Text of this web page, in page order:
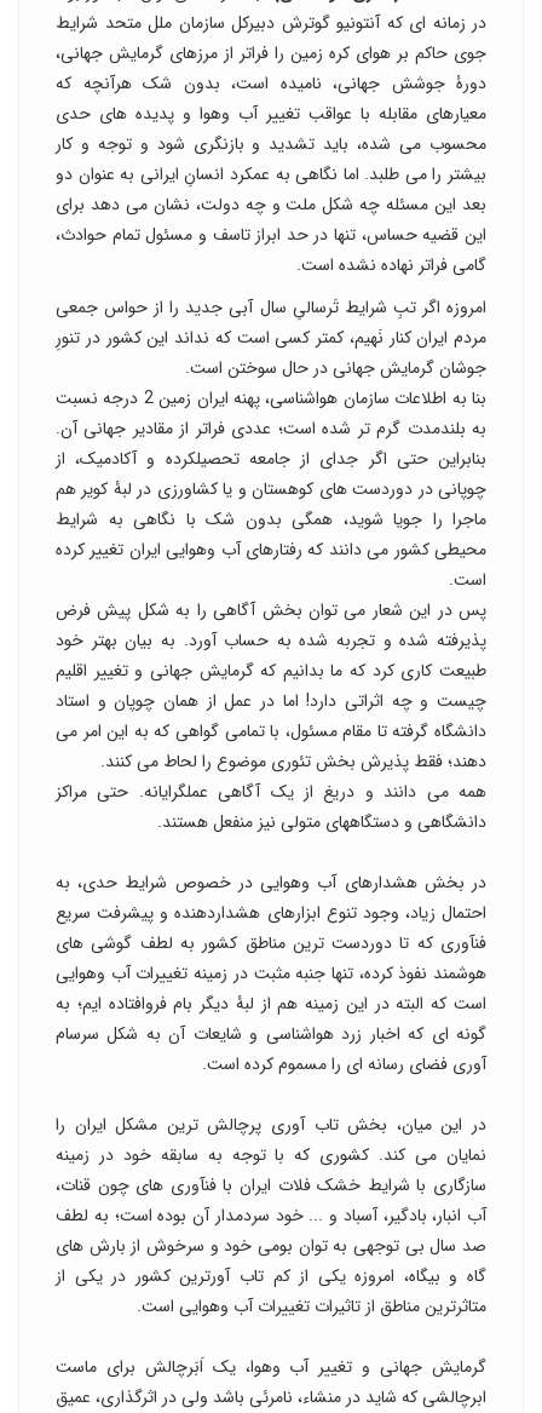
در زمانه ای که آنتونیو گوترش دبیرکل سازمان ملل متحد شرایط
جوی حاکم بر هوای کره زمین را فراتر از مرزهای گرمایش جهانی،
دورۀ جوشش جهانی، نامیده است، بدون شک هرآنچه که
معیارهای مقابله با عواقب تغییر آب وهوا و پدیده های حدی
محسوب می شده، باید تشدید و بازنگری شود و توجه و کار
بیشتر را می طلبد. اما نگاهی به عمکرد انسانِ ایرانی به عنوان دو
بعد این مسئله چه شکل ملت و چه دولت، نشان می دهد برای
این قضیه حساس، تنها در حد ابراز تاسف و مسئول تمام حوادث،
گامی فراتر نهاده نشده است.
امروزه اگر تبِ شرایط تَرسالیِ سال آبی جدید را از حواس جمعی
مردم ایران کنار نَهیم، کمتر کسی است که نداند این کشور در تنورِ
جوشان گرمایش جهانی در حال سوختن است.
بنا به اطلاعات سازمان هواشناسی، پهنه ایران زمین 2 درجه نسبت
به بلندمدت گرم تر شده است؛ عددی فراتر از مقادیر جهانی آن.
بنابراین حتی اگر جدای از جامعه تحصیلکرده و آکادمیک، از
چوپانی در دوردست های کوهستان و یا کشاورزی در لبۀ کویر هم
ماجرا را جویا شوید، همگی بدون شک با نگاهی به شرایط
محیطی کشور می دانند که رفتارهای آب وهوایی ایران تغییر کرده
است.
پس در این شعار می توان بخش آگاهی را به شکل پیش فرض
پذیرفته شده و تجربه شده به حساب آورد. به بیان بهتر خود
طبیعت کاری کرد که ما بدانیم که گرمایش جهانی و تغییر اقلیم
چیست و چه اثراتی دارد! اما در عمل از همان چوپان و استاد
دانشگاه گرفته تا مقام مسئول، با تمامی گواهی که به این امر می
دهند؛ فقط پذیرش بخش تئوری موضوع را لحاط می کنند.
همه می دانند و دریغ از یک آگاهی عملگرایانه. حتی مراکز
دانشگاهی و دستگاههای متولی نیز منفعل هستند.
در بخش هشدارهای آب وهوایی در خصوص شرایط حدی، به
احتمال زیاد، وجود تنوع ابزارهای هشداردهنده و پیشرفت سریع
فنآوری که تا دوردست ترین مناطق کشور به لطف گوشی های
هوشمند نفوذ کرده، تنها جنبه مثبت در زمینه تغییرات آب وهوایی
است که البته در این زمینه هم از لبۀ دیگر بام فروافتاده ایم؛ به
گونه ای که اخبار زرد هواشناسی و شایعات آن به شکل سرسام
آوری فضای رسانه ای را مسموم کرده است.
در این میان، بخش تاب آوری پرچالش ترین مشکل ایران را
نمایان می کند. کشوری که با توجه به سابقه خود در زمینه
سازگاری با شرایط خشک فلات ایران با فنآوری های چون قنات،
آب انبار، بادگیر، آسباد و ... خود سردمدار آن بوده است؛ به لطف
صد سال بی توجهی به توان بومی خود و سرخوش از بارش های
گاه و بیگاه، امروزه یکی از کم تاب آورترین کشور در یکی از
متاثرترین مناطق از تاثیرات تغییرات آب وهوایی است.
گرمایش جهانی و تغییر آب وهوا، یک اَبَرچالش برای ماست
ابرچالشی که شاید در منشاء، نامرئی باشد ولی در اثرگذاری، عمیق